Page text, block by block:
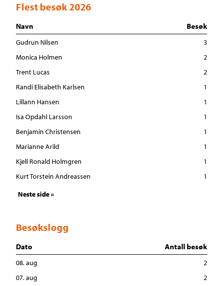
Flest besøk 2026
Navn Besøk
Gudrun Nilsen
3
Monica Holmen
2
Trent Lucas
2
Randi Elisabeth Karlsen
1
Lillann Hansen
1
Isa Opdahl Larsson
1
Benjamin Christensen
1
Marianne Arild
1
Kjell Ronald Holmgren
1
Kurt Torstein Andreassen
1
Neste side »
Besøkslogg
Dato Antall besøk
08. aug
2
07. aug
2